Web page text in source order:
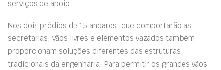
serviços de apoio.
Nos dois prédios de 15 andares, que comportarão as
secretarias, vãos livres e elementos vazados também
proporcionam soluções diferentes das estruturas
tradicionais da engenharia. Para permitir os grandes vãos